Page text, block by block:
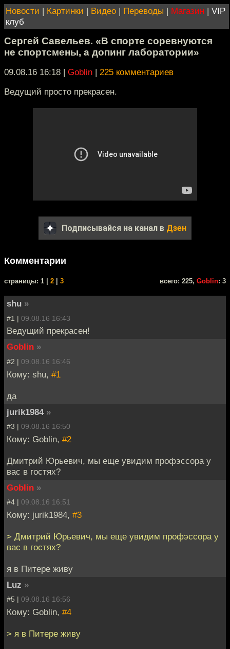
Новости | Картинки | Видео | Переводы | Магазин | VIP
клуб
Сергей Савельев. «В спорте соревнуются
не спортсмены, а допинг лаборатории»
09.08.16 16:18 | Goblin | 225 комментариев
Ведущий просто прекрасен.
Подписывайся на канал в Дзен
Комментарии
cтраницы: 1 | 2 3 всего: 225, Goblin: 3
shu »
#1 | 09.08.16 16:43
Ведущий прекрасен!
Goblin »
#2 | 09.08.16 16:46
Кому: shu, #1
да
jurik1984 »
#3 | 09.08.16 16:50
Кому: Goblin, #2
Дмитрий Юрьевич, мы еще увидим профэссора у
вас в гостях?
Goblin »
#4 | 09.08.16 16:51
Кому: jurik1984, #3
> Дмитрий Юрьевич, мы еще увидим профэссора у
вас в гостях?
я в Питере живу
Luz »
#5 | 09.08.16 16:56
Кому: Goblin, #4
> я в Питере живу